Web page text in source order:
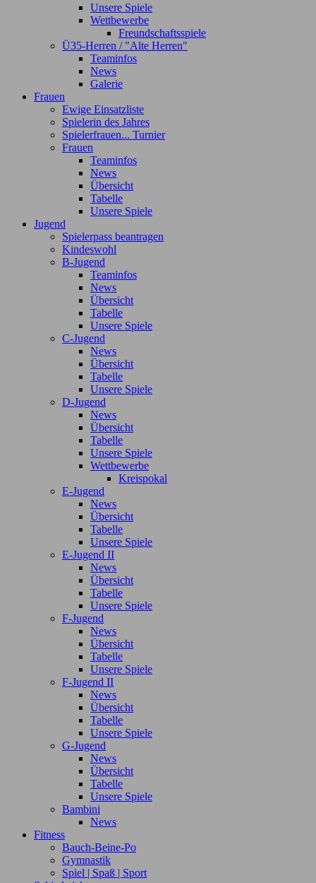
Unsere Spiele
Wettbewerbe
Freundschaftsspiele
Ü35-Herren / "Alte Herren"
Teaminfos
News
Galerie
Frauen
Ewige Einsatzliste
Spielerin des Jahres
Spielerfrauen... Turnier
Frauen
Teaminfos
News
Übersicht
Tabelle
Unsere Spiele
Jugend
Spielerpass beantragen
Kindeswohl
B-Jugend
Teaminfos
News
Übersicht
Tabelle
Unsere Spiele
C-Jugend
News
Übersicht
Tabelle
Unsere Spiele
D-Jugend
News
Übersicht
Tabelle
Unsere Spiele
Wettbewerbe
Kreispokal
E-Jugend
News
Übersicht
Tabelle
Unsere Spiele
E-Jugend II
News
Übersicht
Tabelle
Unsere Spiele
F-Jugend
News
Übersicht
Tabelle
Unsere Spiele
F-Jugend II
News
Übersicht
Tabelle
Unsere Spiele
G-Jugend
News
Übersicht
Tabelle
Unsere Spiele
Bambini
News
Fitness
Bauch-Beine-Po
Gymnastik
Spiel | Spaß | Sport